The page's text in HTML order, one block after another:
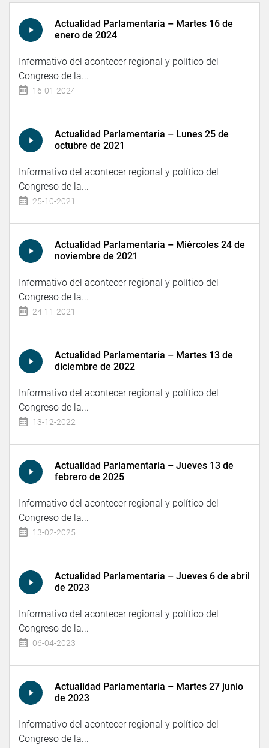
Actualidad Parlamentaria – Martes 16 de
enero de 2024
Informativo del acontecer regional y político del
Congreso de la...
16-01-2024
Actualidad Parlamentaria – Lunes 25 de
octubre de 2021
Informativo del acontecer regional y político del
Congreso de la...
25-10-2021
Actualidad Parlamentaria – Miércoles 24 de
noviembre de 2021
Informativo del acontecer regional y político del
Congreso de la...
24-11-2021
Actualidad Parlamentaria – Martes 13 de
diciembre de 2022
Informativo del acontecer regional y político del
Congreso de la...
13-12-2022
Actualidad Parlamentaria – Jueves 13 de
febrero de 2025
Informativo del acontecer regional y político del
Congreso de la...
13-02-2025
Actualidad Parlamentaria – Jueves 6 de abril
de 2023
Informativo del acontecer regional y político del
Congreso de la...
06-04-2023
Actualidad Parlamentaria – Martes 27 junio
de 2023
Informativo del acontecer regional y político del
Congreso de la...